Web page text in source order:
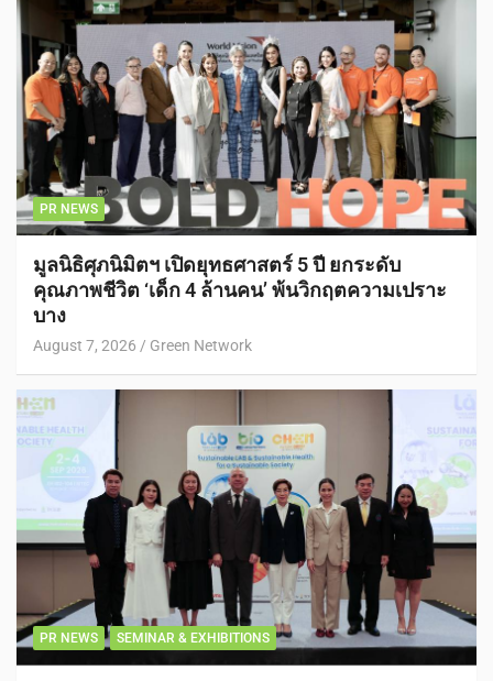
PR NEWS
มูลนิธิศุภนิมิตฯ เปิดยุทธศาสตร์ 5 ปี ยกระดับ
คุณภาพชีวิต ‘เด็ก 4 ล้านคน’ พ้นวิกฤตความเปราะ
บาง
August 7, 2026 Green Network
PR NEWS SEMINAR & EXHIBITIONS